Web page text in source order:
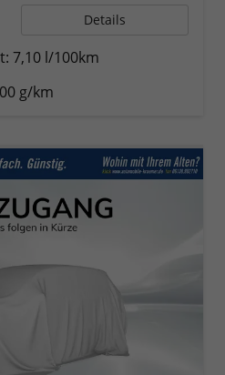
Details
7,10 l/100km
g/km